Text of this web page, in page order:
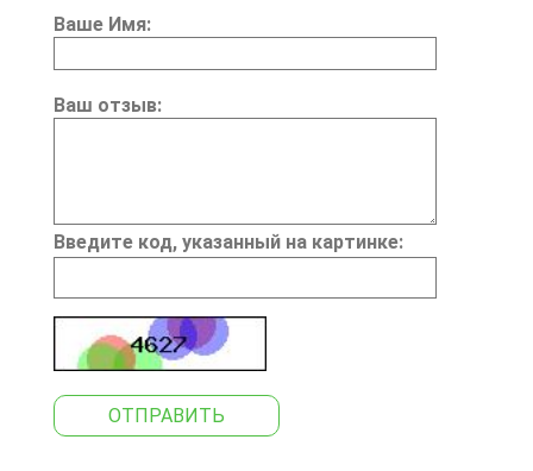
Ваше Имя:
Ваш отзыв:
Введите код, указанный на картинке:
ОТПРАВИТЬ